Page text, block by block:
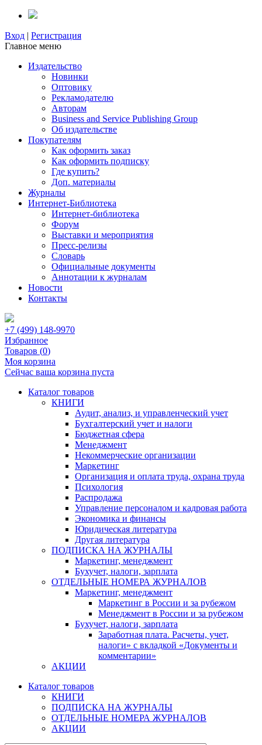
Вход | Регистрация
Главное меню
Издательство
Новинки
Оптовику
Рекламодателю
Авторам
Business and Service Publishing Group
Об издательстве
Покупателям
Как оформить заказ
Как оформить подписку
Где купить?
Доп. материалы
Журналы
Интернет-Библиотека
Интернет-библиотека
Форум
Выставки и мероприятия
Пресс-релизы
Словарь
Официальные документы
Аннотации к журналам
Новости
Контакты
+7 (499) 148-9970
Избранное
Товаров (0)
Моя корзина
Сейчас ваша корзина пуста
Каталог товаров
КНИГИ
Аудит, анализ, и управленческий учет
Бухгалтерский учет и налоги
Бюджетная сфера
Менеджмент
Некоммерческие организации
Маркетинг
Организация и оплата труда, охрана труда
Психология
Распродажа
Управление персоналом и кадровая работа
Экономика и финансы
Юридическая литература
Другая литература
ПОДПИСКА НА ЖУРНАЛЫ
Маркетинг, менеджмент
Бухучет, налоги, зарплата
ОТДЕЛЬНЫЕ НОМЕРА ЖУРНАЛОВ
Маркетинг, менеджмент
Маркетинг в России и за рубежом
Менеджмент в России и за рубежом
Бухучет, налоги, зарплата
Заработная плата. Расчеты, учет,
налоги» с вкладкой «Документы и
комментарии»
АКЦИИ
Каталог товаров
КНИГИ
ПОДПИСКА НА ЖУРНАЛЫ
ОТДЕЛЬНЫЕ НОМЕРА ЖУРНАЛОВ
АКЦИИ